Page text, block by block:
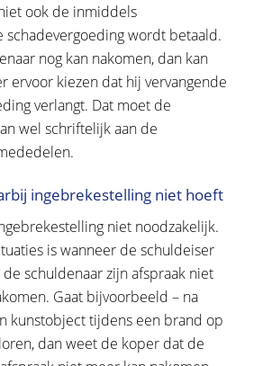
ook de inmiddels
schadevergoeding wordt betaald.
nog kan nakomen, dan kan
ervoor kiezen dat hij vervangende
verlangt. Dat moet de
wel schriftelijk aan de
ingebrekestelling niet hoeft
niet noodzakelijk.
is wanneer de schuldeiser
schuldenaar zijn afspraak niet
Gaat bijvoorbeeld – na
kunstobject tijdens een brand op
dan weet de koper dat de